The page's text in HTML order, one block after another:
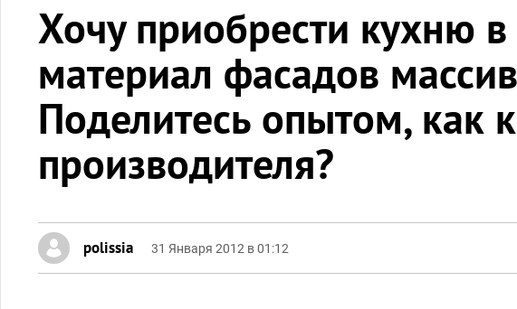
Хочу приобрести кухню
материал фасадов
Поделитесь опытом, как
производителя?
polissia 31 Января 2012 в 01:12